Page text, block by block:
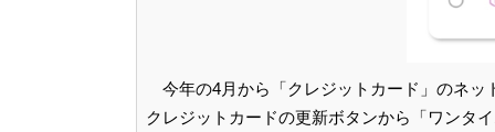
今年の4月から「クレジットカード」のネ
クレジットカードの更新ボタンから「ワンタ